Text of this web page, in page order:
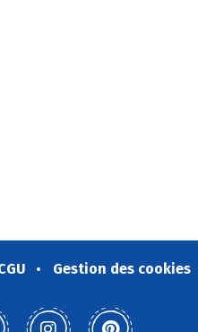
Gestion des cookies